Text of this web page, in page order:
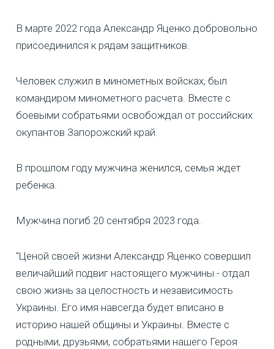
В марте 2022 года Александр Яценко добровольно
присоединился к рядам защитников.
Человек служил в минометных войсках, был
командиром минометного расчета. Вместе с
боевыми собратьями освобождал от российских
окупантов Запорожский край.
В прошлом году мужчина женился, семья ждет
ребенка.
Мужчина погиб 20 сентября 2023 года.
"Ценой своей жизни Александр Яценко совершил
величайший подвиг настоящего мужчины - отдал
свою жизнь за целостность и независимость
Украины. Его имя навсегда будет вписано в
историю нашей общины и Украины. Вместе с
родными, друзьями, собратьями нашего Героя